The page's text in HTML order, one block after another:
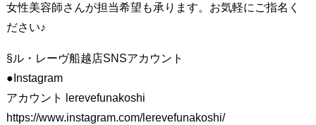
女性美容師さんが担当希望も承ります。お気軽にご指名く
ださい♪
§ル・レーヴ船越店SNSアカウント
●Instagram
アカウント lerevefunakoshi
https://www.instagram.com/lerevefunakoshi/